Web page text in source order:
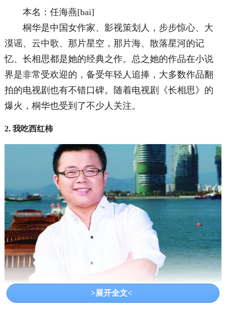
本名：任海燕[bai]
桐华是中国女作家、影视策划人，步步惊心、大
漠谣、云中歌、那片星空，那片海、散落星河的记
忆、长相思都是她的经典之作。总之她的作品在小说
界是非常受欢迎的，备受年轻人追捧，大多数作品翻
拍的电视剧也有不错口碑。随着电视剧《长相思》的
爆火，桐华也受到了不少人关注。
2. 我吃西红柿
本名：朱洪志
>展开全文<